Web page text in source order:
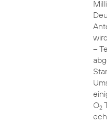
–
O2